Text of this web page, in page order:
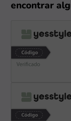
encontrar